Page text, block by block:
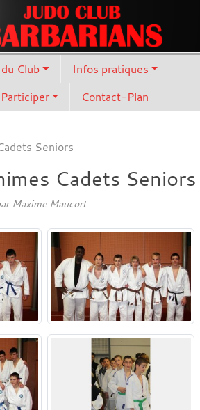
Club
Infos pratiques
Participer Contact-Plan
Seniors
Cadets Seniors
Maxime Maucort
cookies